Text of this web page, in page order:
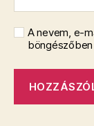
A nevem, e-